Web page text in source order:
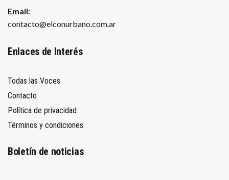
Email:
contacto@elconurbano.com.ar
Enlaces de Interés
Todas las Voces
Contacto
Política de privacidad
Términos y condiciones
Boletín de noticias